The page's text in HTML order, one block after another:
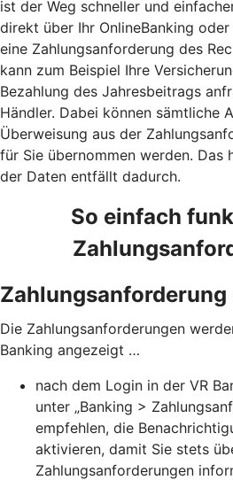
ist der Weg schneller und
direkt über Ihr OnlineBanking
eine Zahlungsanforderung des
kann zum Beispiel Ihre
Bezahlung des Jahresbeitrags
Händler. Dabei können sämtliche
Überweisung aus der
für Sie übernommen werden. Das
der Daten entfällt dadurch.
So einfach
Zahlungsanforderung
Die Zahlungsanforderungen
Banking angezeigt …
nach dem Login in der VR
unter „Banking >
empfehlen, die
aktivieren, damit Sie stets
Zahlungsanforderungen